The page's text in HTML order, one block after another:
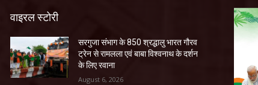
वाइरल स्टोरी
सरगुजा संभाग के 850 श्रद्धालु भारत गौरव
ट्रेन से रामलला एवं बाबा विश्वनाथ के दर्शन
के लिए रवाना
August 6, 2026